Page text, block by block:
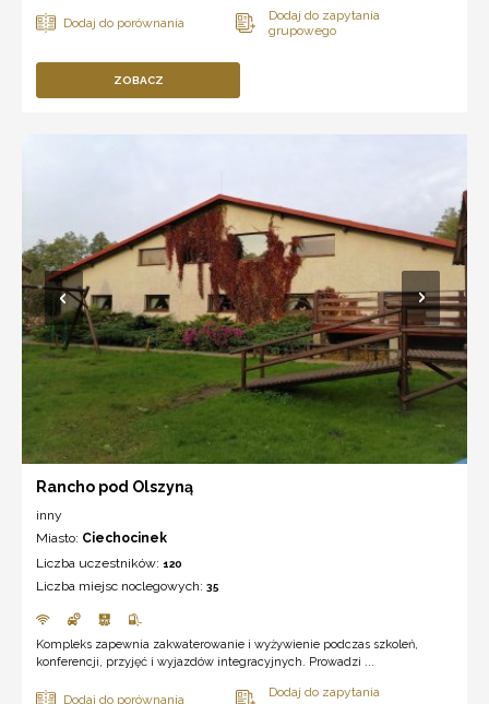
ZOBACZ
Rancho pod Olszyną
inny
Miasto: Ciechocinek
Liczba uczestników: 120
Liczba miejsc noclegowych: 35
Kompleks zapewnia zakwaterowanie i wyżywienie podczas szkoleń,
konferencji, przyjęć i wyjazdów integracyjnych. Prowadzi ...